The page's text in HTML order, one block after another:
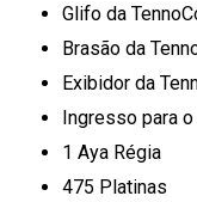
Glifo da
Brasão da
Exibidor da
Ingresso para
1 Aya Régia
475 Platinas